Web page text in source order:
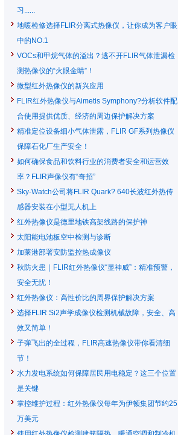
习......
地暖检修选择FLIR分离式热像仪，让你成为客户眼
中的NO.1
VOCs和甲烷气体的溢出？逃不开FLIR气体泄漏检
测热像仪的“火眼金睛”！
微型红外热像仪的新兴应用
FLIR红外热像仪与Aimetis Symphony?分析软件配
合使用提供优质、经济的周边保护解决方案
精准定位设备细小气体泄露，FLIR GF系列热像仪
保障石化厂生产安全！
如何确保食品和饮料行业的消费者安全和运营效
率？FLIR声像仪有“奇招”
Sky-Watch公司将FLIR Quark? 640长波红外热传
感器安装在小型无人机上
红外热像仪是德里地铁高架线路的保护神
太阳能电池板空中检测与诊断
加莱港部署安防监控热成像仪
秋防火患｜FLIR红外热像仪“显神威”：精准预警，
安全无忧！
红外热像仪：高性价比的周界保护解决方案
选择FLIR Si2声学成像仪检测机械故障，安全、高
效又简单！
子弹飞出的全过程，FLIR高速热像仪带你看清细
节！
水力发电系统如何保障居民用电稳定？这三个位置
是关键
掌控维护过程：红外热像仪每年为伊顿集团节约25
万美元